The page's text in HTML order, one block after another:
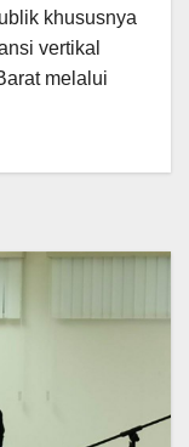
khususnya
vertikal
melalui